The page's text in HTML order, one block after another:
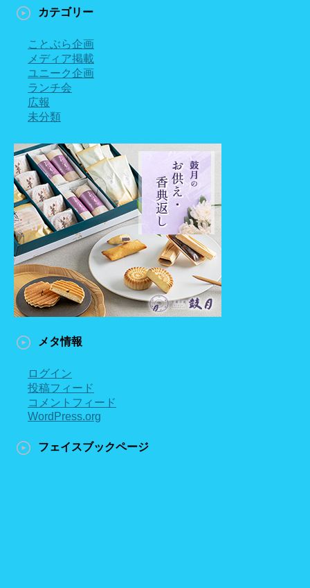
カテゴリー
ことぶら企画
メディア掲載
ユニーク企画
ランチ会
広報
未分類
メタ情報
ログイン
投稿フィード
コメントフィード
WordPress.org
フェイスブックページ